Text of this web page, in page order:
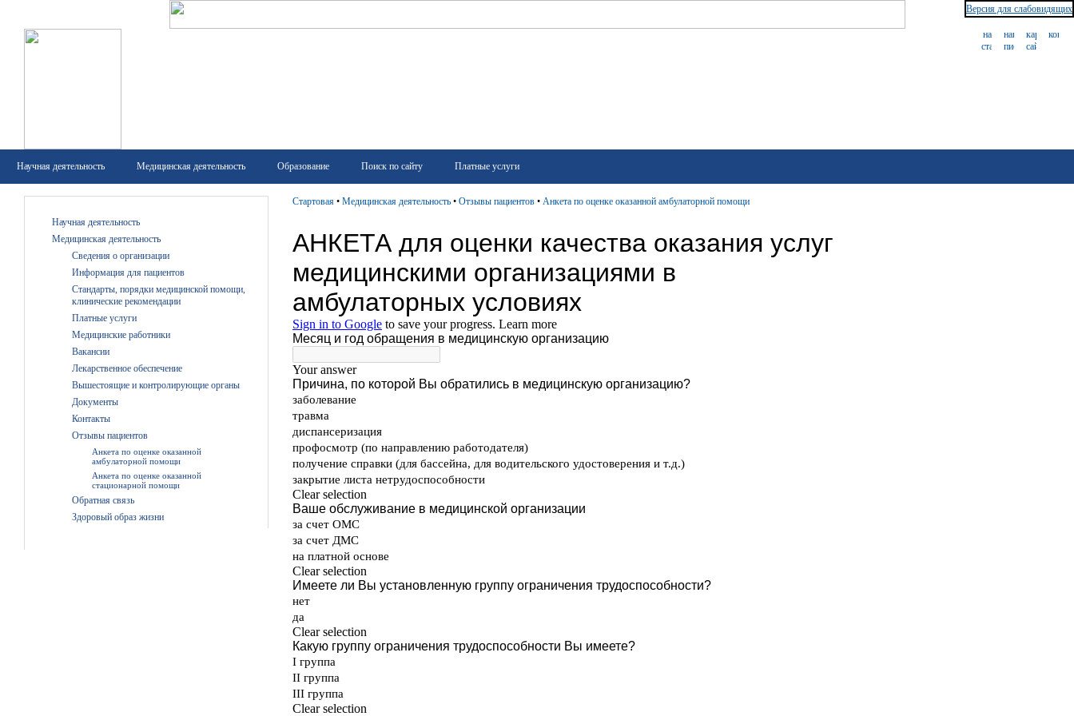
Версия для слабовидящих
Научная деятельность Медицинская деятельность Образование Поиск по сайту Платные услуги
Научная деятельность
Медицинская деятельность
Сведения о организации
Информация для пациентов
Стандарты, порядки медицинской помощи,
клинические рекомендации
Платные услуги
Медицинские работники
Вакансии
Лекарственное обеспечение
Вышестоящие и контролирующие органы
Документы
Контакты
Отзывы пациентов
Анкета по оценке оказанной
амбулаторной помощи
Анкета по оценке оказанной
стационарной помощи
Обратная связь
Здоровый образ жизни
Стартовая • Медицинская деятельность • Отзывы пациентов • Анкета по оценке оказанной амбулаторной помощи